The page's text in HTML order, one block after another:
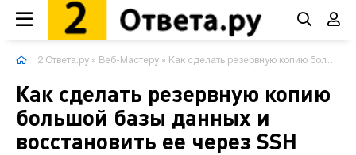
2 Ответа.ру » Веб-Мастеру » Как сделать резервную копию большой базы данных и восстановить ее через SSH
Как сделать резервную копию
большой базы данных и
восстановить ее через SSH